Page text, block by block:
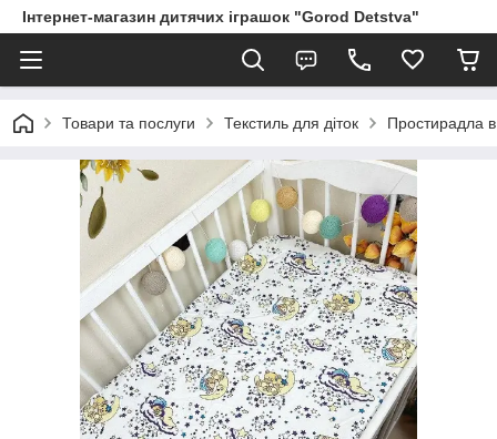
Інтернет-магазин дитячих іграшок "Gorod Detstva"
Товари та послуги Текстиль для діток Простирадла